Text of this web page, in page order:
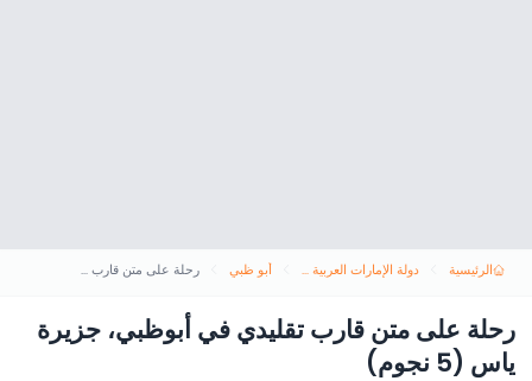
الرئيسية دولة الإمارات العربية المتحدة أبو ظبي رحلة على متن قارب تقليدي في أبوظبي، جزيرة ياس (5 نجوم)
رحلة على متن قارب تقليدي في أبوظبي، جزيرة
ياس (5 نجوم)